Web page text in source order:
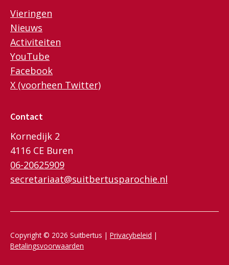
Vieringen
Nieuws
Activiteiten
YouTube
Facebook
X (voorheen Twitter)
Contact
Kornedijk 2
4116 CE Buren
06-20625909
secretariaat@suitbertusparochie.nl
Copyright © 2026 Suitbertus | Privacybeleid |
Betalingsvoorwaarden